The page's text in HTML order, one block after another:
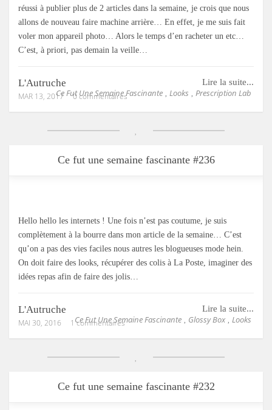
réussi à publier plus de 2 articles dans la semaine, je crois que nous
allons de nouveau faire machine arrière… En effet, je me suis fait
voler mon appareil photo… Alors le temps d’en racheter un etc…
C’est, à priori, pas demain la veille…
Lire la suite...
Ce Fut Une Semaine Fascinante Looks Prescription Lab
L'Autruche
MAR 13, 2017 0 commentaires
Ce fut une semaine fascinante #236
Hello hello les internets ! Une fois n’est pas coutume, je suis
complètement à la bourre dans mon article de la semaine… C’est
qu’on a pas des vies faciles nous autres les blogueuses mode hein.
On doit faire des looks, récupérer des colis à La Poste, imaginer des
idées repas afin de faire des jolis…
Lire la suite...
Ce Fut Une Semaine Fascinante Glossy Box Looks
L'Autruche
MAI 30, 2016 1 commentaires
Ce fut une semaine fascinante #232